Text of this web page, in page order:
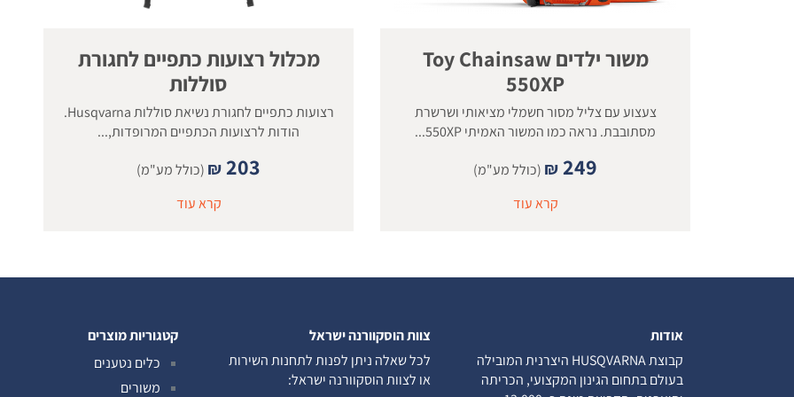
משור ילדים Toy Chainsaw
550XP
צעצוע עם צליל מסור חשמלי מציאותי ושרשרת
מסתובבת. נראה כמו המשור האמיתי 550XP...
₪ 249
(כולל מע"מ)
קרא עוד
מכלול רצועות כתפיים לחגורת
סוללות
רצועות כתפיים לחגורת נשיאת סוללות Husqvarna.
הודות לרצועות הכתפיים המרופדות,...
₪ 203
(כולל מע"מ)
קרא עוד
אודות
קבוצת HUSQVARNA היצרנית המובילה
בעולם בתחום הגינון המקצועי, הכריתה
צוות הוסקוורנה ישראל
לכל שאלה ניתן לפנות לתחנות השירות
או לצוות הוסקוורנה ישראל:
קטגוריות מוצרים
כלים נטענים
משורים